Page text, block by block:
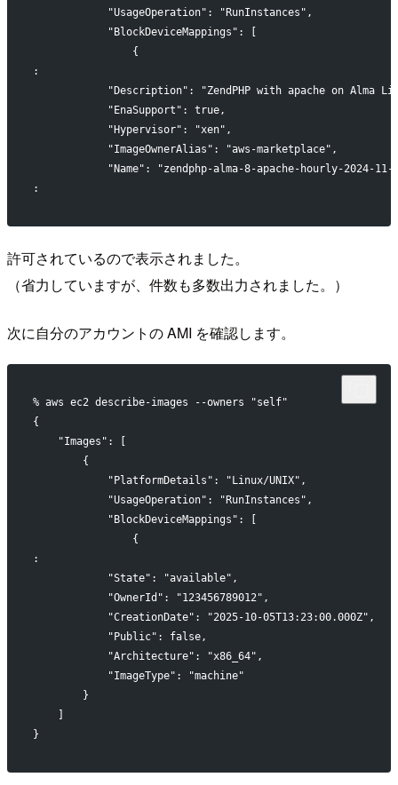
            "UsageOperation": "RunInstances",
            "BlockDeviceMappings": [
                {
:
"Description": "ZendPHP with apache on Alma
            "EnaSupport": true,
            "Hypervisor": "xen",
            "ImageOwnerAlias": "aws-marketplace",
"Name": "zendphp-alma-8-apache-hourly-2024-
:
許可されているので表示されました。
（省力していますが、件数も多数出力されました。）
次に自分のアカウントの AMI を確認します。
% aws ec2 describe-images --owners "self"
{
    "Images": [
        {
            "PlatformDetails": "Linux/UNIX",
            "UsageOperation": "RunInstances",
            "BlockDeviceMappings": [
                {
:
            "State": "available",
            "OwnerId": "123456789012",
            "CreationDate": "2025-10-05T13:23:00.000Z",
            "Public": false,
            "Architecture": "x86_64",
            "ImageType": "machine"
        }
}